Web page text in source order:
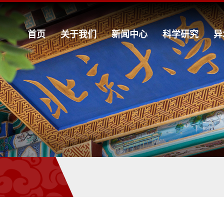
首页 关于我们 新闻中心 科学研究